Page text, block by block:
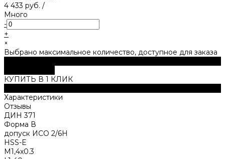
4 433 руб. /
Много
-
+
×
Выбрано максимальное количество, доступное для заказа
КУПИТЬ В 1 КЛИК
Характеристики
Отзывы
ДИН 371
Форма В
допуск ИСО 2/6Н
НSS-E
M1,4x0.3